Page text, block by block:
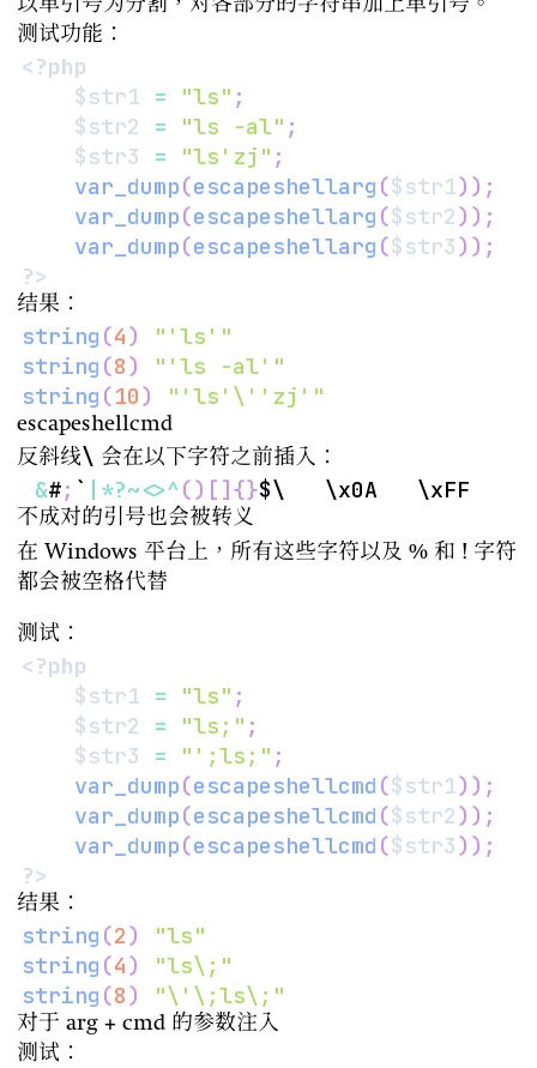
以单引号为分割，对各部分的字符串加上单引号。
测试功能：
<?php
$str1 = "ls" ;
$str2
= "ls -al" ;
$str3
= "ls'zj" ;
var_dump(escapeshellarg ($str1) ) ;
var_dump(escapeshellarg ($str2) ) ;
var_dump(escapeshellarg ($str3) ) ;
?>
结果：
string (4)
"'ls'"
string (8)
"'ls -al'"
string (10) "'ls'\''zj'"
escapeshellcmd
反斜线\ 会在以下字符之前插入：
&#; ` | *?~<>^() [ ]{}
不成对的引号也会被转义
在 Windows 平台上，所有这些字符以及 % 和 ! 字符
都会被空格代替
测试：
<?php
$str1 = "ls" ;
$str2
= "ls;" ;
$str3
= "';ls;" ;
var_dump(escapeshellcmd ($str1) ) ;
var_dump(escapeshellcmd ($str2) ) ;
var_dump(escapeshellcmd ($str3) ) ;
?>
结果：
string (2)
"ls"
string (4)
"ls\;"
string (8) "\'\;ls\;"
对于 arg + cmd 的参数注入
测试：